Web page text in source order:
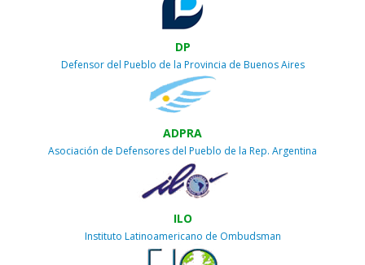
DP
Defensor del Pueblo de la Provincia de Buenos Aires
ADPRA
Asociación de Defensores del Pueblo de la Rep. Argentina
ILO
Instituto Latinoamericano de Ombudsman